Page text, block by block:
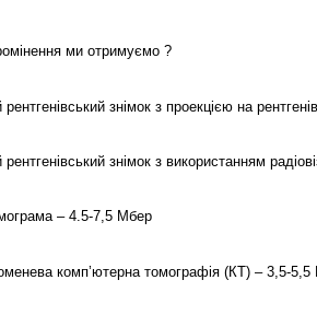
ми отримуємо ?
знімок з проекцією на
рентгенівський знімок з використанням
– 4.5-7,5 Мбер
комп’ютерна томографія (КТ) – 3,5-